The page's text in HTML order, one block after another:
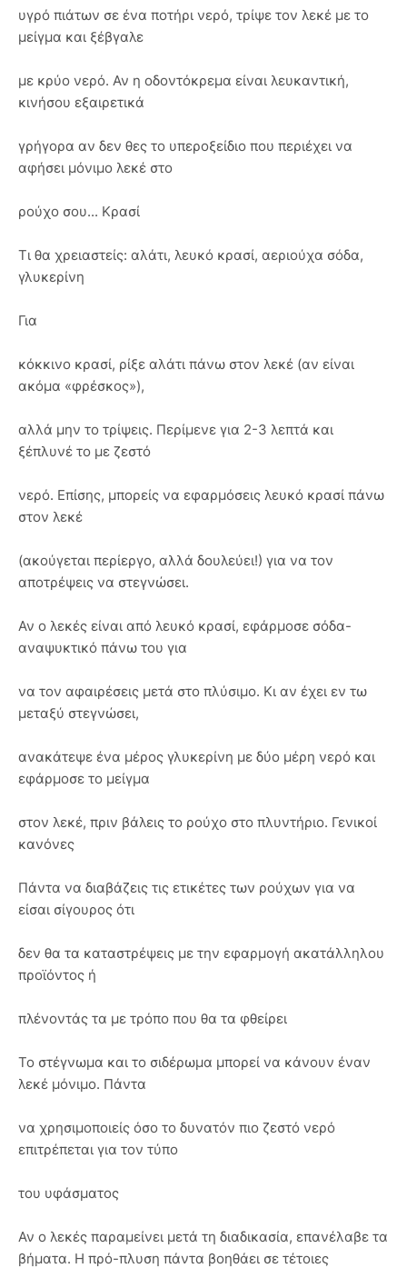
υγρό πιάτων σε ένα ποτήρι νερό, τρίψε τον λεκέ με το
μείγμα και ξέβγαλε
με κρύο νερό. Αν η οδοντόκρεμα είναι λευκαντική,
κινήσου εξαιρετικά
γρήγορα αν δεν θες το υπεροξείδιο που περιέχει να
αφήσει μόνιμο λεκέ στο
ρούχο σου... Κρασί
Τι θα χρειαστείς: αλάτι, λευκό κρασί, αεριούχα σόδα,
γλυκερίνη
Για
κόκκινο κρασί, ρίξε αλάτι πάνω στον λεκέ (αν είναι
ακόμα «φρέσκος»),
αλλά μην το τρίψεις. Περίμενε για 2-3 λεπτά και
ξέπλυνέ το με ζεστό
νερό. Επίσης, μπορείς να εφαρμόσεις λευκό κρασί πάνω
στον λεκέ
(ακούγεται περίεργο, αλλά δουλεύει!) για να τον
αποτρέψεις να στεγνώσει.
Αν ο λεκές είναι από λευκό κρασί, εφάρμοσε σόδα-
αναψυκτικό πάνω του για
να τον αφαιρέσεις μετά στο πλύσιμο. Κι αν έχει εν τω
μεταξύ στεγνώσει,
ανακάτεψε ένα μέρος γλυκερίνη με δύο μέρη νερό και
εφάρμοσε το μείγμα
στον λεκέ, πριν βάλεις το ρούχο στο πλυντήριο. Γενικοί
κανόνες
Πάντα να διαβάζεις τις ετικέτες των ρούχων για να
είσαι σίγουρος ότι
δεν θα τα καταστρέψεις με την εφαρμογή ακατάλληλου
προϊόντος ή
πλένοντάς τα με τρόπο που θα τα φθείρει
Το στέγνωμα και το σιδέρωμα μπορεί να κάνουν έναν
λεκέ μόνιμο. Πάντα
να χρησιμοποιείς όσο το δυνατόν πιο ζεστό νερό
επιτρέπεται για τον τύπο
του υφάσματος
Αν ο λεκές παραμείνει μετά τη διαδικασία, επανέλαβε τα
βήματα. Η πρό-πλυση πάντα βοηθάει σε τέτοιες